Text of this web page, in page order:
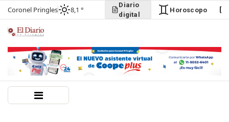
Coronel Pringles 8,1 °
Diario
digital
Horoscopo